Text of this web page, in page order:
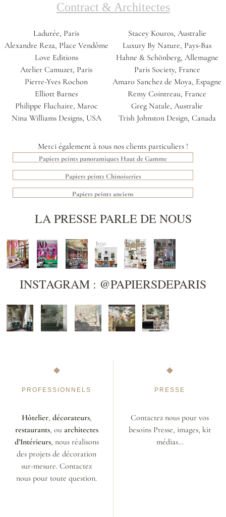
Contract & Architectes
Ladurée, Paris
Alexandre Reza, Place Vendôme
Love Editions
Atelier Camuzet, Paris
Pierre-Yves Rochon
Elliott Barnes
Philippe Fluchaire, Maroc
Nina Williams Designs, USA
Stacey Kouros, Australie
Luxury By Nature, Pays-Bas
Hahne & Schönberg, Allemagne
Paris Society, France
Amaro Sanchez de Moya, Espagne
Remy Cointreau, France
Greg Natale, Australie
Trish Johnston Design, Canada
Merci également à tous nos clients particuliers !
Papiers peints panoramiques Haut de Gamme
Papiers peints Chinoiseries
Papiers peints anciens
LA PRESSE PARLE DE NOUS
INSTAGRAM : @PAPIERSDEPARIS
PROFESSIONNELS
Hôtelier, décorateurs,
restaurants, ou architectes
d’Intérieurs, nous réalisons
des projets de décoration
sur-mesure. Contactez
nous pour toute question.
PRESSE
Contactez nous pour vos
besoins Presse, images, kit
médias…